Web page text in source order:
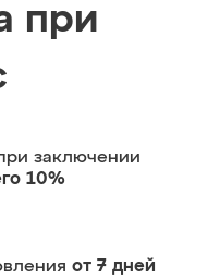
при
заключении
10%
от 7 дней